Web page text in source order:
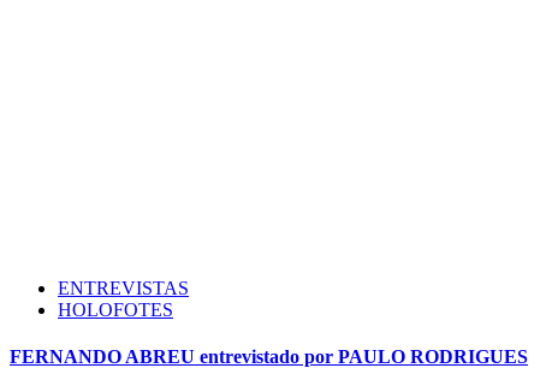
ENTREVISTAS
HOLOFOTES
FERNANDO ABREU entrevistado por PAULO RODRIGUES